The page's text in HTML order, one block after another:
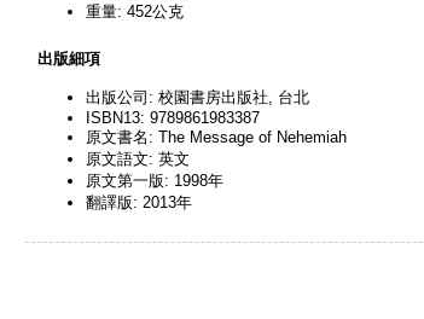
重量: 452公克
出版細項
出版公司: 校園書房出版社, 台北
ISBN13: 9789861983387
原文書名: The Message of Nehemiah
原文語文: 英文
原文第一版: 1998年
翻譯版: 2013年